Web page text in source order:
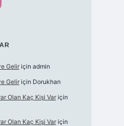
Geliriçin admin
Geliriçin Dorukhan
Olan Kaç Kişi Variçin
Olan Kaç Kişi Variçin